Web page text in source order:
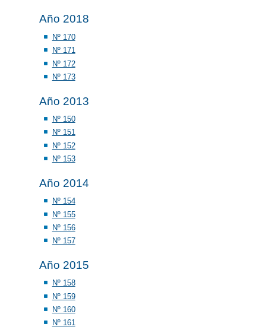
Año 2018
Nº 170
Nº 171
Nº 172
Nº 173
Año 2013
Nº 150
Nº 151
Nº 152
Nº 153
Año 2014
Nº 154
Nº 155
Nº 156
Nº 157
Año 2015
Nº 158
Nº 159
Nº 160
Nº 161